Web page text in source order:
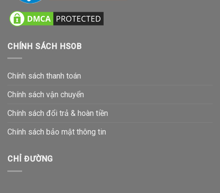
CHÍNH SÁCH HSOB
Chính sách thanh toán
Chính sách vận chuyển
Chính sách đổi trả & hoàn tiền
Chính sách bảo mật thông tin
CHỈ ĐƯỜNG